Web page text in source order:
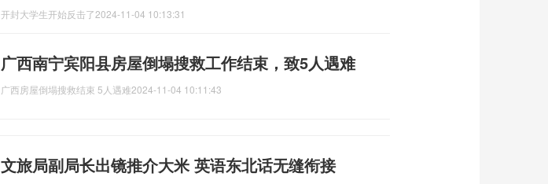
开封大学生开始反击了2024-11-04 10:13:31
广西南宁宾阳县房屋倒塌搜救工作结束，致5人遇难
广西房屋倒塌搜救结束 5人遇难2024-11-04 10:11:43
文旅局副局长出镜推介大米 英语东北话无缝衔接